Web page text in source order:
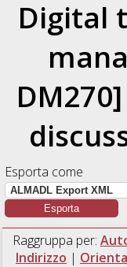
Digital
Esporta come
Raggruppa per:
Indirizzo |